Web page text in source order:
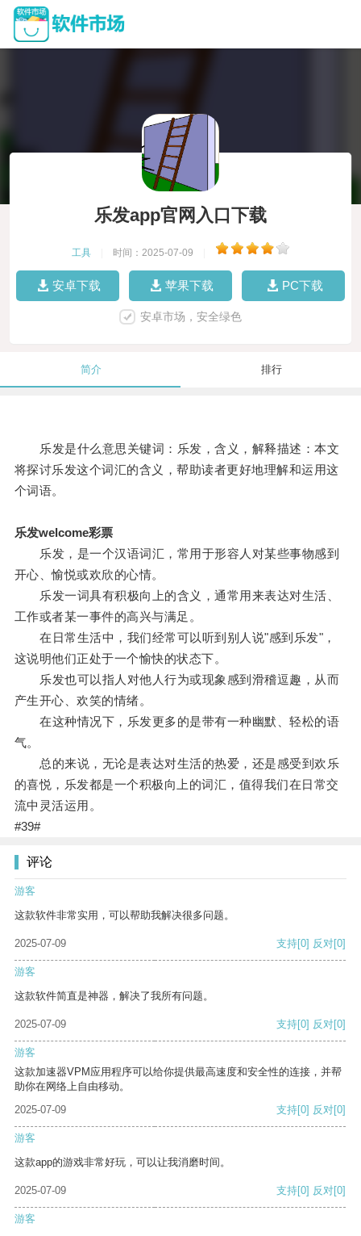
乐发app官网入口下载
工具 时间：2025-07-09
安卓下载 苹果下载 PC下载
安卓市场，安全绿色
简介 排行
乐发是什么意思关键词：乐发，含义，解释描述：本文
将探讨乐发这个词汇的含义，帮助读者更好地理解和运用这
个词语。
乐发welcome彩票
乐发，是一个汉语词汇，常用于形容人对某些事物感到
开心、愉悦或欢欣的心情。
乐发一词具有积极向上的含义，通常用来表达对生活、
工作或者某一事件的高兴与满足。
在日常生活中，我们经常可以听到别人说"感到乐发"，
这说明他们正处于一个愉快的状态下。
乐发也可以指人对他人行为或现象感到滑稽逗趣，从而
产生开心、欢笑的情绪。
在这种情况下，乐发更多的是带有一种幽默、轻松的语
气。
总的来说，无论是表达对生活的热爱，还是感受到欢乐
的喜悦，乐发都是一个积极向上的词汇，值得我们在日常交
流中灵活运用。
#39#
评论
游客
这款软件非常实用，可以帮助我解决很多问题。
2025-07-09 支持[0] 反对[0]
游客
这款软件简直是神器，解决了我所有问题。
2025-07-09 支持[0] 反对[0]
游客
这款加速器VPM应用程序可以给你提供最高速度和安全性的连接，并帮
助你在网络上自由移动。
2025-07-09
支持[0] 反对[0]
游客
这款app的游戏非常好玩，可以让我消磨时间。
2025-07-09 支持[0] 反对[0]
游客